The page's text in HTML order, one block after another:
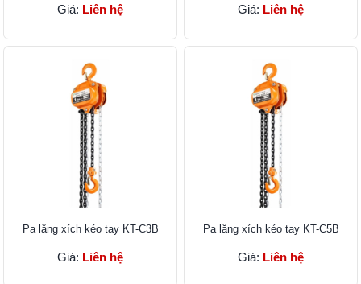
Giá: Liên hệ Giá: Liên hệ
Pa lăng xích kéo tay KT-C3B
Giá: Liên hệ
Pa lăng xích kéo tay KT-C5B
Giá: Liên hệ